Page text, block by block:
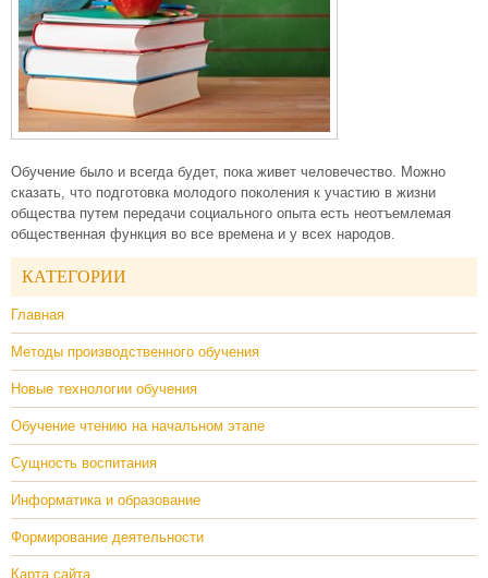
Обучение было и всегда будет, пока живет человечество. Можно
сказать, что подготовка молодого поколения к участию в жизни
общества путем передачи социального опыта есть неотъемлемая
общественная функция во все времена и у всех народов.
КАТЕГОРИИ
Главная
Методы производственного обучения
Новые технологии обучения
Обучение чтению на начальном этапе
Сущность воспитания
Информатика и образование
Формирование деятельности
Карта сайта